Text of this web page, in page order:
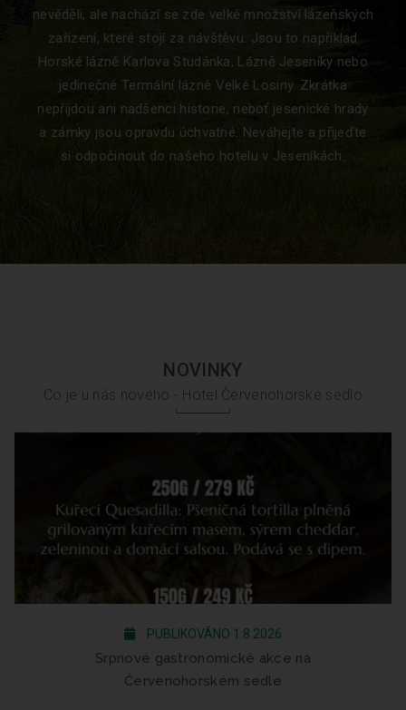
nevěděli, ale nachází se zde velké množství lázeňských
zařízení, které stojí za návštěvu. Jsou to například
Horské lázně Karlova Studánka, Lázně Jeseníky nebo
jedinečné Termální lázně Velké Losiny. Zkrátka
nepřijdou ani nadšenci historie, neboť jesenické hrady
a zámky jsou opravdu úchvatné. Neváhejte a přijeďte
si odpočinout do našeho hotelu v Jeseníkách.
NOVINKY
Co je u nás nového - Hotel Červenohorské sedlo
PUBLIKOVÁNO 1.8.2026
Srpnové gastronomické akce na
Červenohorském sedle